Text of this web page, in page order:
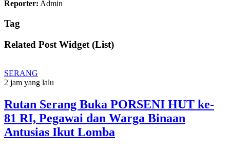
Reporter: Admin
Tag
Related Post Widget (List)
SERANG
2 jam yang lalu
Rutan Serang Buka PORSENI HUT ke-
81 RI, Pegawai dan Warga Binaan
Antusias Ikut Lomba